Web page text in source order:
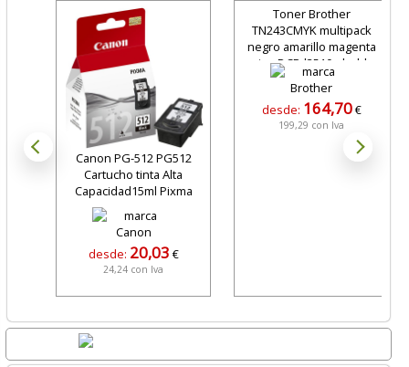
Canon PG-512 PG512
Cartucho tinta Alta
Capacidad15ml Pixma
desde: 20,03 €
24,24 con Iva
Toner Brother
TN243CMYK multipack
negro amarillo magenta
cian DCP-l3510cdw hl-
l3270cd
desde: 164,70€
199,29 con Iva